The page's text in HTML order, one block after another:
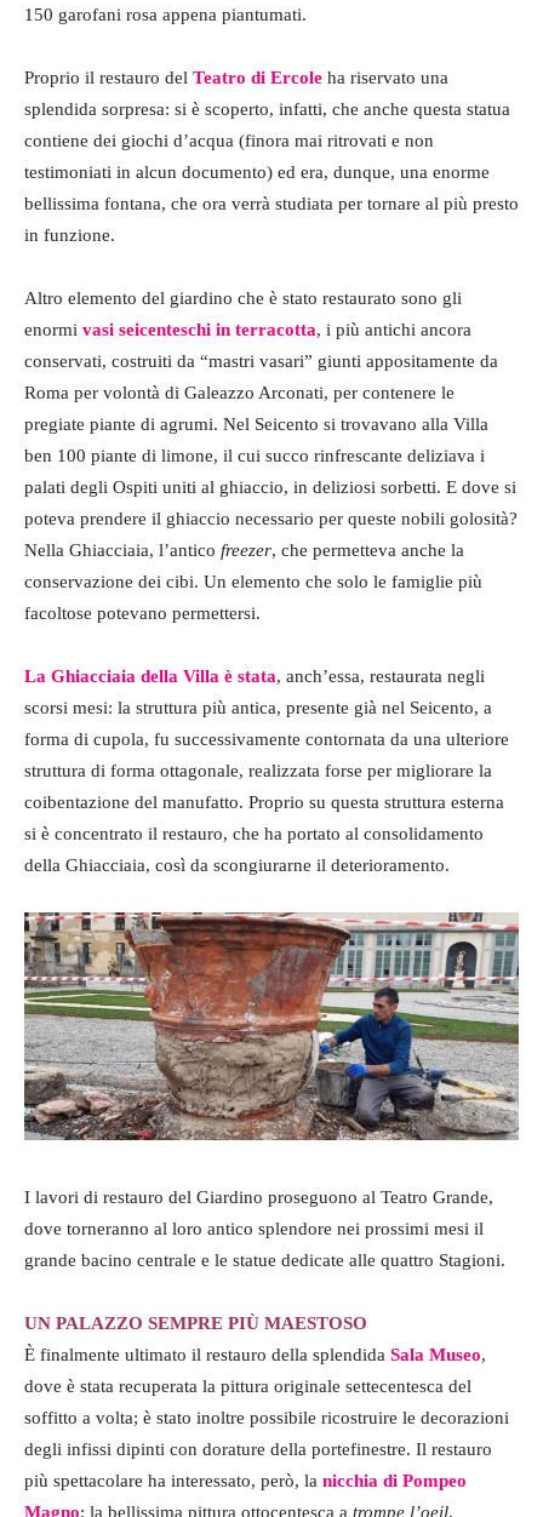
150 garofani rosa appena piantumati.
Proprio il restauro del Teatro di Ercole ha riservato una
splendida sorpresa: si è scoperto, infatti, che anche questa statua
contiene dei giochi d’acqua (finora mai ritrovati e non
testimoniati in alcun documento) ed era, dunque, una enorme
bellissima fontana, che ora verrà studiata per tornare al più presto
in funzione.
Altro elemento del giardino che è stato restaurato sono gli
enormi vasi seicenteschi in terracotta, i più antichi ancora
conservati, costruiti da “mastri vasari” giunti appositamente da
Roma per volontà di Galeazzo Arconati, per contenere le
pregiate piante di agrumi. Nel Seicento si trovavano alla Villa
ben 100 piante di limone, il cui succo rinfrescante deliziava i
palati degli Ospiti uniti al ghiaccio, in deliziosi sorbetti. E dove si
poteva prendere il ghiaccio necessario per queste nobili golosità?
Nella Ghiacciaia, l’antico freezer, che permetteva anche la
conservazione dei cibi. Un elemento che solo le famiglie più
facoltose potevano permettersi.
La Ghiacciaia della Villa è stata, anch’essa, restaurata negli
scorsi mesi: la struttura più antica, presente già nel Seicento, a
forma di cupola, fu successivamente contornata da una ulteriore
struttura di forma ottagonale, realizzata forse per migliorare la
coibentazione del manufatto. Proprio su questa struttura esterna
si è concentrato il restauro, che ha portato al consolidamento
della Ghiacciaia, così da scongiurarne il deterioramento.
I lavori di restauro del Giardino proseguono al Teatro Grande,
dove torneranno al loro antico splendore nei prossimi mesi il
grande bacino centrale e le statue dedicate alle quattro Stagioni.
UN PALAZZO SEMPRE PIÙ MAESTOSO
È finalmente ultimato il restauro della splendida Sala Museo,
dove è stata recuperata la pittura originale settecentesca del
soffitto a volta; è stato inoltre possibile ricostruire le decorazioni
degli infissi dipinti con dorature della portefinestre. Il restauro
più spettacolare ha interessato, però, la nicchia di Pompeo
Magno: la bellissima pittura ottocentesca a trompe l’oeil,